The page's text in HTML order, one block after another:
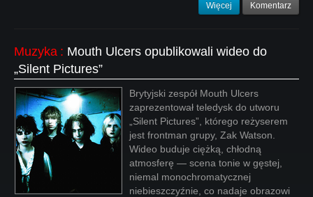
Więcej Komentarz
Muzyka : Mouth Ulcers opublikowali wideo do
„Silent Pictures”
Brytyjski zespół Mouth Ulcers
zaprezentował teledysk do utworu
„Silent Pictures”, którego reżyserem
jest frontman grupy, Zak Watson.
Wideo buduje ciężką, chłodną
atmosferę — scena tonie w gęstej,
niemal monochromatycznej
niebieszczyźnie, co nadaje obrazowi